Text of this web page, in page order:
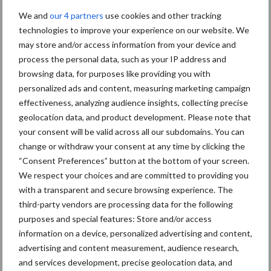
We and our 4 partners use cookies and other tracking
technologies to improve your experience on our website. We
may store and/or access information from your device and
process the personal data, such as your IP address and
browsing data, for purposes like providing you with
personalized ads and content, measuring marketing campaign
effectiveness, analyzing audience insights, collecting precise
geolocation data, and product development. Please note that
your consent will be valid across all our subdomains. You can
change or withdraw your consent at any time by clicking the
“Consent Preferences” button at the bottom of your screen.
We respect your choices and are committed to providing you
with a transparent and secure browsing experience. The
third-party vendors are processing data for the following
purposes and special features: Store and/or access
information on a device, personalized advertising and content,
advertising and content measurement, audience research,
and services development, precise geolocation data, and
Opmerkingen
Aanbevolen voor jou!